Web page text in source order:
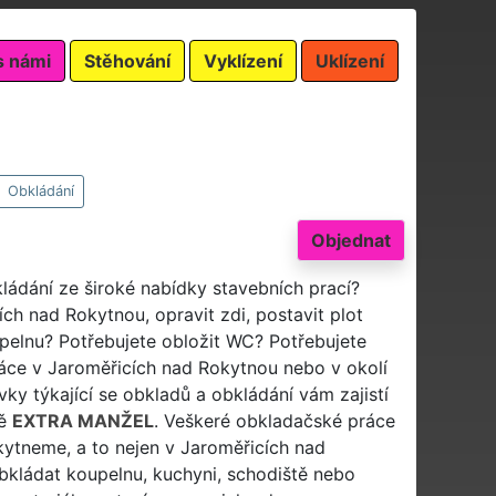
námi Stěhování Vyklízení Uklízení
Obkládání
Objednat
ze široké nabídky stavebních prací?
nad Rokytnou, opravit zdi, postavit plot
Potřebujete obložit WC? Potřebujete
v Jaroměřicích nad Rokytnou nebo v okolí
týkající se obkladů a obkládání vám zajistí
EXTRA MANŽEL. Veškeré obkladačské práce
a to nejen v Jaroměřicích nad
koupelnu, kuchyni, schodiště nebo